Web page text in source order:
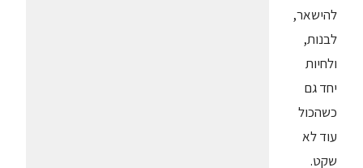
להישאר,
לבנות,
ולחיות
יחד גם
כשהכול
עוד לא
שקט.